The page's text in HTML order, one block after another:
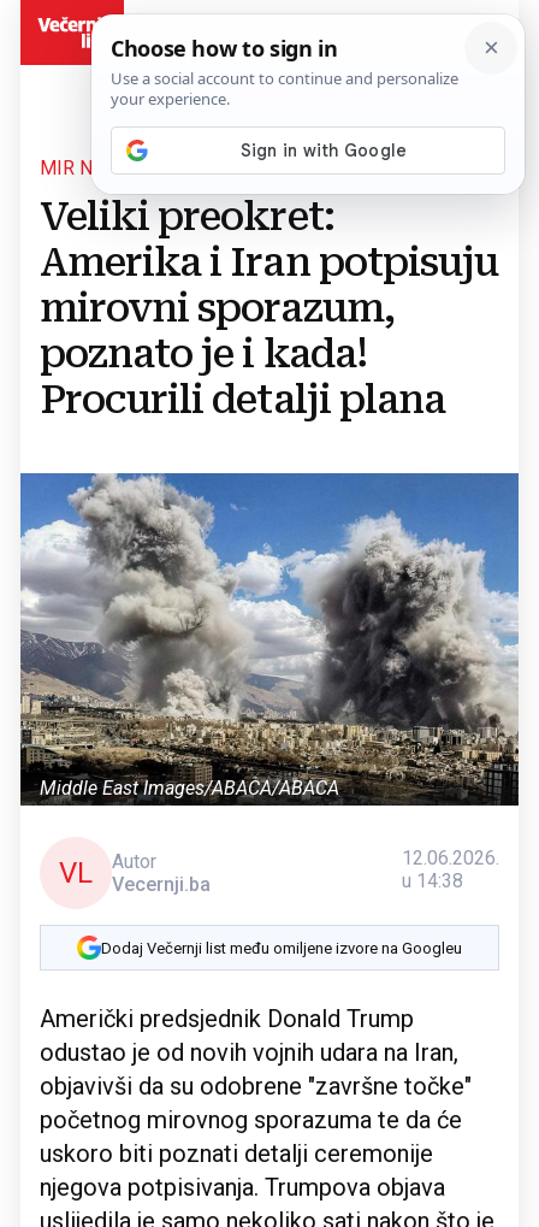
MIR NA VIDIKU?
Veliki preokret:
Amerika i Iran potpisuju
mirovni sporazum,
poznato je i kada!
Procurili detalji plana
Middle East Images/ABACA/ABACA
VL
Autor
Vecernji.ba
12.06.2026.
u 14:38
Dodaj Večernji list među omiljene izvore na Googleu
Američki predsjednik Donald Trump
odustao je od novih vojnih udara na Iran,
objavivši da su odobrene "završne točke"
početnog mirovnog sporazuma te da će
uskoro biti poznati detalji ceremonije
njegova potpisivanja. Trumpova objava